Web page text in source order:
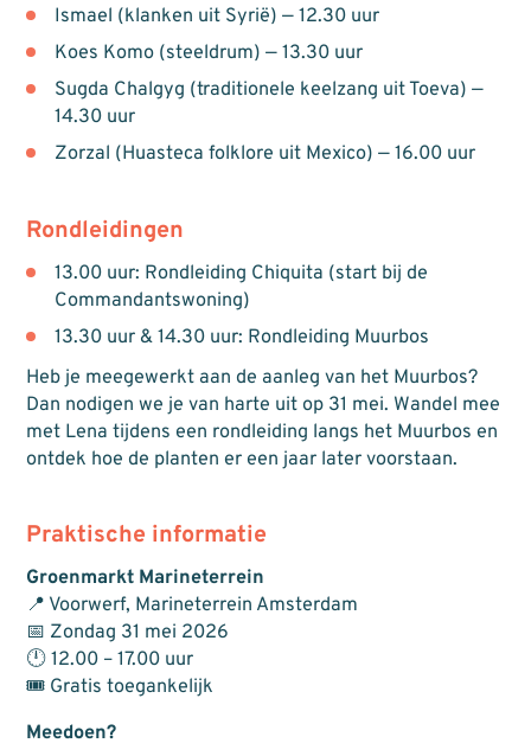
Ismael (klanken uit Syrië) — 12.30 uur
Koes Komo (steeldrum) — 13.30 uur
Sugda Chalgyg (traditionele keelzang uit Toeva) —
14.30 uur
Zorzal (Huasteca folklore uit Mexico) — 16.00 uur
Rondleidingen
13.00 uur: Rondleiding Chiquita (start bij de
Commandantswoning)
13.30 uur & 14.30 uur: Rondleiding Muurbos
Heb je meegewerkt aan de aanleg van het Muurbos?
Dan nodigen we je van harte uit op 31 mei. Wandel mee
met Lena tijdens een rondleiding langs het Muurbos en
ontdek hoe de planten er een jaar later voorstaan.
Praktische informatie
Groenmarkt Marineterrein
📍 Voorwerf, Marineterrein Amsterdam
📅 Zondag 31 mei 2026
🕛 12.00 – 17.00 uur
🎟 Gratis toegankelijk
Meedoen?